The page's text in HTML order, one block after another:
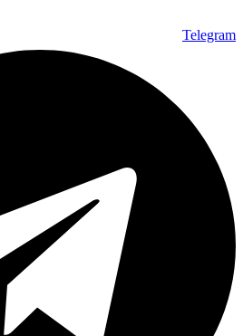
Telegram